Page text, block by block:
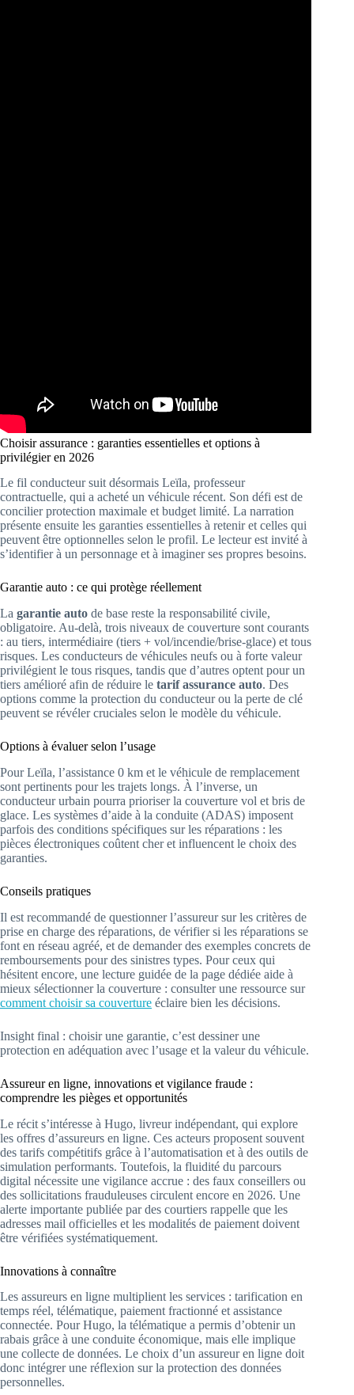
Choisir assurance : garanties essentielles et options à
privilégier en 2026
Le fil conducteur suit désormais Leïla, professeur
contractuelle, qui a acheté un véhicule récent. Son défi est de
concilier protection maximale et budget limité. La narration
présente ensuite les garanties essentielles à retenir et celles qui
peuvent être optionnelles selon le profil. Le lecteur est invité à
s’identifier à un personnage et à imaginer ses propres besoins.
Garantie auto : ce qui protège réellement
La garantie auto de base reste la responsabilité civile,
obligatoire. Au-delà, trois niveaux de couverture sont courants
: au tiers, intermédiaire (tiers + vol/incendie/brise-glace) et tous
risques. Les conducteurs de véhicules neufs ou à forte valeur
privilégient le tous risques, tandis que d’autres optent pour un
tiers amélioré afin de réduire le tarif assurance auto. Des
options comme la protection du conducteur ou la perte de clé
peuvent se révéler cruciales selon le modèle du véhicule.
Options à évaluer selon l’usage
Pour Leïla, l’assistance 0 km et le véhicule de remplacement
sont pertinents pour les trajets longs. À l’inverse, un
conducteur urbain pourra prioriser la couverture vol et bris de
glace. Les systèmes d’aide à la conduite (ADAS) imposent
parfois des conditions spécifiques sur les réparations : les
pièces électroniques coûtent cher et influencent le choix des
garanties.
Conseils pratiques
Il est recommandé de questionner l’assureur sur les critères de
prise en charge des réparations, de vérifier si les réparations se
font en réseau agréé, et de demander des exemples concrets de
remboursements pour des sinistres types. Pour ceux qui
hésitent encore, une lecture guidée de la page dédiée aide à
mieux sélectionner la couverture : consulter une ressource sur
comment choisir sa couverture éclaire bien les décisions.
Insight final : choisir une garantie, c’est dessiner une
protection en adéquation avec l’usage et la valeur du véhicule.
Assureur en ligne, innovations et vigilance fraude :
comprendre les pièges et opportunités
Le récit s’intéresse à Hugo, livreur indépendant, qui explore
les offres d’assureurs en ligne. Ces acteurs proposent souvent
des tarifs compétitifs grâce à l’automatisation et à des outils de
simulation performants. Toutefois, la fluidité du parcours
digital nécessite une vigilance accrue : des faux conseillers ou
des sollicitations frauduleuses circulent encore en 2026. Une
alerte importante publiée par des courtiers rappelle que les
adresses mail officielles et les modalités de paiement doivent
être vérifiées systématiquement.
Innovations à connaître
Les assureurs en ligne multiplient les services : tarification en
temps réel, télématique, paiement fractionné et assistance
connectée. Pour Hugo, la télématique a permis d’obtenir un
rabais grâce à une conduite économique, mais elle implique
une collecte de données. Le choix d’un assureur en ligne doit
donc intégrer une réflexion sur la protection des données
personnelles.